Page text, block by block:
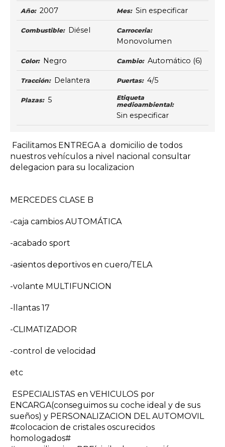
Año: 2007 Mes: Sin especificar
Combustible: Diésel Carroceria:
Monovolumen
Color: Negro Cambio: Automático (6)
Tracción: Delantera Puertas: 4/5
Plazas: 5
Etiqueta
medioambiental:
Sin especificar
Facilitamos ENTREGA a domicilio de todos
nuestros vehículos a nivel nacional consultar
delegacion para su localizacion
MERCEDES CLASE B
-caja cambios AUTOMÁTICA
-acabado sport
-asientos deportivos en cuero/TELA
-volante MULTIFUNCION
-llantas 17
-CLIMATIZADOR
-control de velocidad
etc
ESPECIALISTAS en VEHICULOS por
ENCARGA(conseguimos su coche ideal y de sus
sueños) y PERSONALIZACION DEL AUTOMOVIL
#colocacion de cristales oscurecidos
homologados#